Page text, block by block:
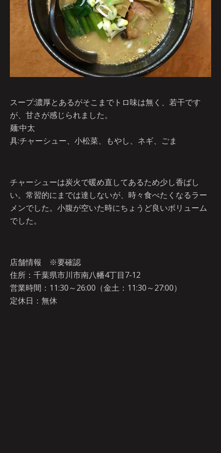
スープ:濃厚とあるがそこまでトロ味は無く、若干です
が、甘さが感じられました。
麺:中太
具:チャーシュー、小松菜、もやし、ネギ、ごま
チャーシューは炭火で暖め直してあるため少し香ばし
い。常習的にまでは達しないが、時々食べたくなるラー
メンでした。小腹が空いた時にちょうど良いボリューム
でした。
店舗情報 ※要確認
住所：千葉県市川市南八幡4丁目7‐12
営業時間：11:30～26:00（金土：11:30～27:00）
定休日：無休